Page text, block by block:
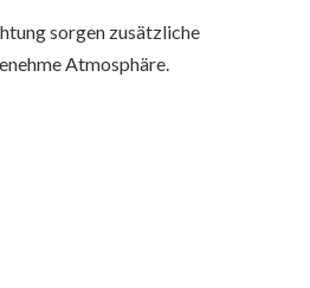
sorgen zusätzliche
Atmosphäre.